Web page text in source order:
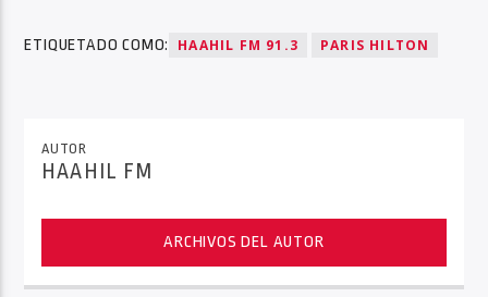
ETIQUETADO COMO: HAAHIL FM 91.3 PARIS HILTON
AUTOR
HAAHIL FM
ARCHIVOS DEL AUTOR